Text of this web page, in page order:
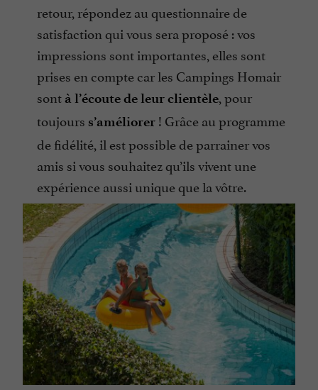
retour, répondez au questionnaire de
satisfaction qui vous sera proposé : vos
impressions sont importantes, elles sont
prises en compte car les Campings Homair
sont à l’écoute de leur clientèle, pour
toujours s’améliorer ! Grâce au programme
de fidélité, il est possible de parrainer vos
amis si vous souhaitez qu’ils vivent une
expérience aussi unique que la vôtre.